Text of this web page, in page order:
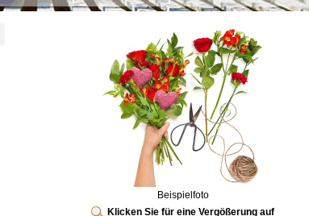
Beispielfoto
Klicken Sie für eine Vergößerung auf